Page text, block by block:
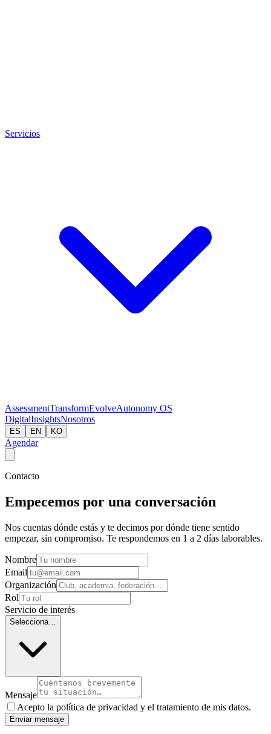
Servicios
AssessmentTransformEvolveAutonomy OS
DigitalInsightsNosotros
ES EN KO
Agendar
Contacto
Empecemos por una conversación
Nos cuentas dónde estás y te decimos por dónde tiene sentido
empezar, sin compromiso. Te respondemos en 1 a 2 días laborables.
Nombre
Email
Organización
Rol
Servicio de interés
Selecciona…
Mensaje
Acepto la política de privacidad y el tratamiento de mis datos.
Enviar mensaje